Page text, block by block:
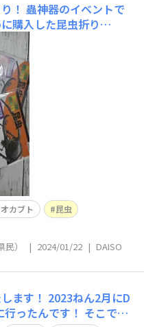
！ 蟲神器のイベントで
購入した昆虫折り
るのを手伝ってた大人3
さんとちょっとしたコ
カブト 昆虫
） | 2024/01/22 | DAISO
ん2月にD
です！ そこで出